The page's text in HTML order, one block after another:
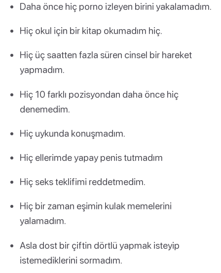
Daha önce hiç porno izleyen birini yakalamadım.
Hiç okul için bir kitap okumadım hiç.
Hiç üç saatten fazla süren cinsel bir hareket
yapmadım.
Hiç 10 farklı pozisyondan daha önce hiç
denemedim.
Hiç uykunda konuşmadım.
Hiç ellerimde yapay penis tutmadım
Hiç seks teklifimi reddetmedim.
Hiç bir zaman eşimin kulak memelerini
yalamadım.
Asla dost bir çiftin dörtlü yapmak isteyip
istemediklerini sormadım.